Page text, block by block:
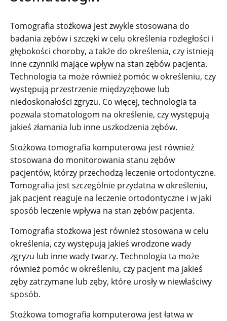
Tomografia stożkowa jest zwykle stosowana do
badania zębów i szczęki w celu określenia rozległości i
głębokości choroby, a także do określenia, czy istnieją
inne czynniki mające wpływ na stan zębów pacjenta.
Technologia ta może również pomóc w określeniu, czy
występują przestrzenie międzyzębowe lub
niedoskonałości zgryzu. Co więcej, technologia ta
pozwala stomatologom na określenie, czy występują
jakieś złamania lub inne uszkodzenia zębów.
Stożkowa tomografia komputerowa jest również
stosowana do monitorowania stanu zębów
pacjentów, którzy przechodzą leczenie ortodontyczne.
Tomografia jest szczególnie przydatna w określeniu,
jak pacjent reaguje na leczenie ortodontyczne i w jaki
sposób leczenie wpływa na stan zębów pacjenta.
Tomografia stożkowa jest również stosowana w celu
określenia, czy występują jakieś wrodzone wady
zgryzu lub inne wady twarzy. Technologia ta może
również pomóc w określeniu, czy pacjent ma jakieś
zęby zatrzymane lub zęby, które urosły w niewłaściwy
sposób.
Stożkowa tomografia komputerowa jest łatwa w